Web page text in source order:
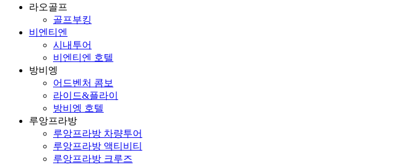
라오골프
골프부킹
비엔티엔
시내투어
비엔티엔 호텔
방비엥
어드벤처 콤보
라이드&플라이
방비엥 호텔
루앙프라방
루앙프라방 차량투어
루앙프라방 액티비티
루앙프라방 크루즈